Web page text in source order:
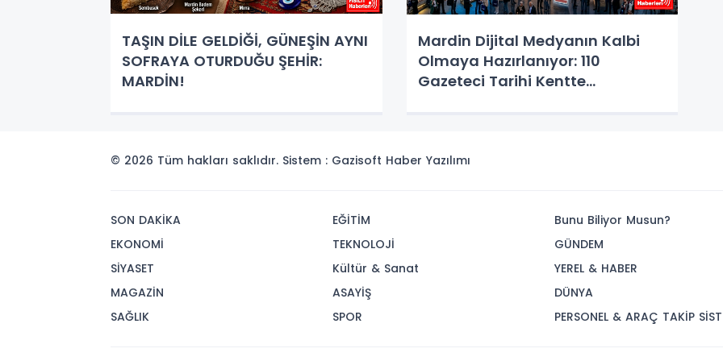
TAŞIN DİLE GELDİĞİ, GÜNEŞİN AYNI
SOFRAYA OTURDUĞU ŞEHİR:
MARDİN!
Mardin Dijital Medyanın Kalbi
Olmaya Hazırlanıyor: 110
Gazeteci Tarihi Kentte
© 2026 Tüm hakları saklıdır. Sistem : Gazisoft Haber Yazılımı
SON DAKİKA
EKONOMİ
SİYASET
MAGAZİN
SAĞLIK
EĞİTİM
TEKNOLOJİ
Kültür & Sanat
ASAYİŞ
SPOR
Bunu Biliyor Musun?
GÜNDEM
YEREL & HABER
DÜNYA
PERSONEL & ARAÇ TAKİP